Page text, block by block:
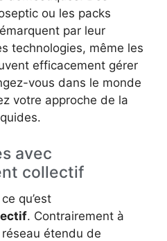
ou les packs
par leur
technologies, même les
efficacement gérer
vous dans le monde
votre approche de la
avec
collectif
qu’est
. Contrairement à
réseau étendu de